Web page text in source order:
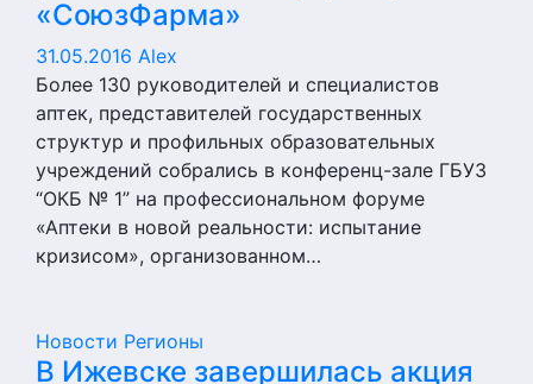
«СоюзФарма»
31.05.2016 Alex
Более 130 руководителей и специалистов
аптек, представителей государственных
структур и профильных образовательных
учреждений собрались в конференц-зале ГБУЗ
“ОКБ № 1” на профессиональном форуме
«Аптеки в новой реальности: испытание
кризисом», организованном…
Новости Регионы
В Ижевске завершилась акция